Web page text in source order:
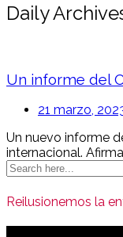
Daily
Un informe del
21 marzo,
Un nuevo informe
internacional.
Search
Reilusionemos la